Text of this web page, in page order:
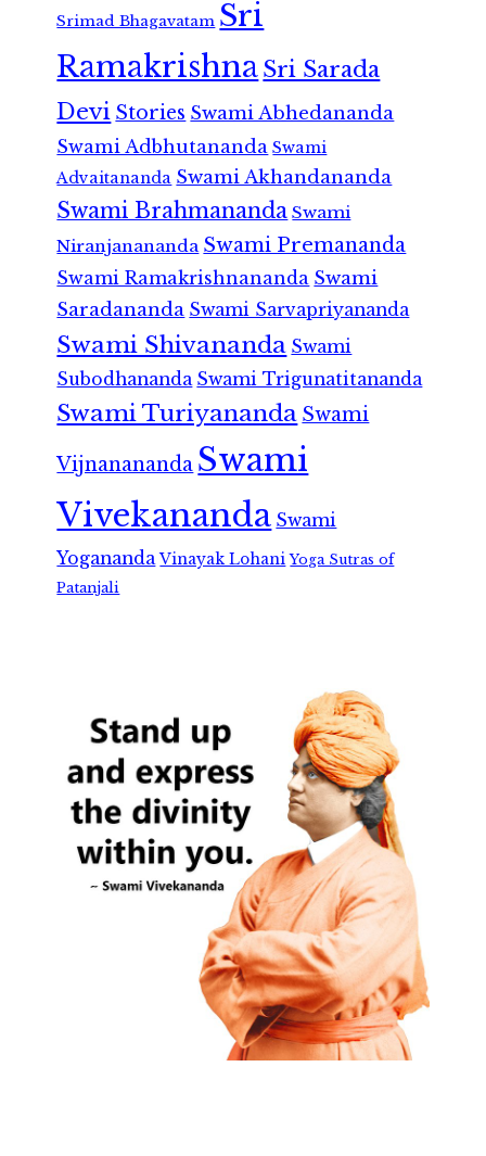
Srimad Bhagavatam Sri
RamakrishnaSri Sarada
Devi Stories Swami Abhedananda
Swami Adbhutananda Swami
Advaitananda Swami Akhandananda
Swami Brahmananda Swami
Niranjanananda Swami Premananda
Swami Ramakrishnananda Swami
Saradananda Swami Sarvapriyananda
Swami Shivananda Swami
Subodhananda Swami Trigunatitananda
Swami Turiyananda Swami
Vijnanananda Swami
Vivekananda Swami
Yogananda Vinayak Lohani Yoga Sutras of
Patanjali